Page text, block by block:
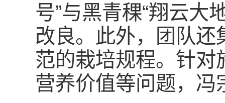
号”与黑青稞“翔云大
改良。此外，团队
范的栽培规程。针
营养价值等问题，